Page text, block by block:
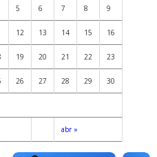
abr »
5 6 7 8 9
12 13 14 15 16
19 20 21 22 23
26 27 28 29 30